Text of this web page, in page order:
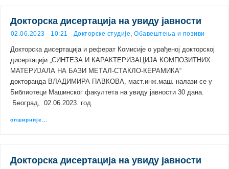
Докторска дисертација на увиду јавности
02.06.2023 - 10:21 Докторске студије,Обавештења и позиви
Докторскa дисертација и реферат Комисије о урађеној докторској
дисертацији „СИНТЕЗА И КАРАКТЕРИЗАЦИЈА КОМПОЗИТНИХ
МАТЕРИЈАЛА НА БАЗИ МЕТАЛ-СТАКЛО-КЕРАМИКА“
докторанда ВЛАДИМИРА ПАВКОВА, маст.инж.маш. налази се у
Библиотеци Машинског факултета на увиду јавности 30 дана.
Београд, 02.06.2023. год.
опширније…
Докторска дисертација на увиду јавности